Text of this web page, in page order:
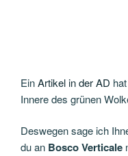
EinArtikel in der AD
Innere des grünen
Deswegen sage ich
du an Bosco Verticale